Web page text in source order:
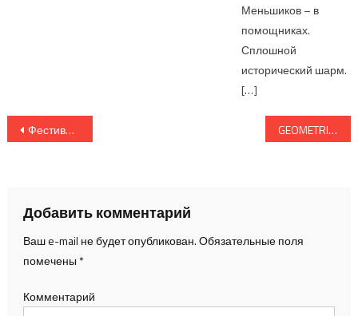
Меньшиков – в
помощниках.
Сплошной
исторический шарм.
[…]
Навигация по записям
Фестиваль «Белые ночи» подарит Санкт-Петербургу уникальную атмосферу и любимые песни GEOMETRIA ART FEST 2026: ЖИВОПИСЬ, ПОЭЗИЯ, МОДА И ВОКАЛ
Добавить комментарий
Ваш e-mail не будет опубликован.Обязательные поля
помечены *
Комментарий